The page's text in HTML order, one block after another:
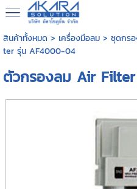
สินค้าทั้งหมด> เครื่องมือลม> ชุดกร
ter รุ่น AF4000-04
ตัวกรองลม Air